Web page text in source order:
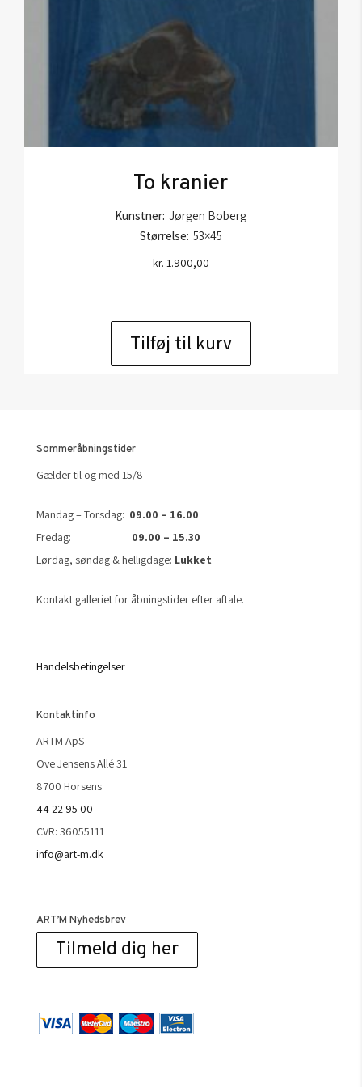
To kranier
Kunstner: Jørgen Boberg
Størrelse: 53×45
kr. 1.900,00
Tilføj til kurv
Sommeråbningstider
Gælder til og med 15/8
Mandag – Torsdag: 09.00 – 16.00
Fredag: 09.00 – 15.30
Lørdag, søndag & helligdage: Lukket
Kontakt galleriet for åbningstider efter aftale.
Handelsbetingelser
Kontaktinfo
ARTM ApS
Ove Jensens Allé 31
8700 Horsens
44 22 95 00
CVR: 36055111
info@art-m.dk
ART’M Nyhedsbrev
Tilmeld dig her